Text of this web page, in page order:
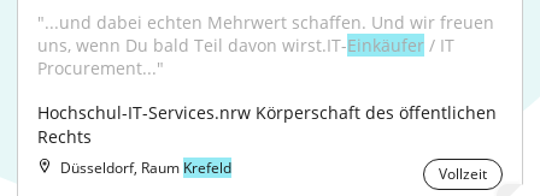
"...und dabei echten Mehrwert schaffen. Und wir freuen
uns, wenn Du bald Teil davon wirst.IT-Einkäufer / IT
Procurement..."
Hochschul-IT-Services.nrw Körperschaft des öffentlichen
Rechts
Düsseldorf, Raum Krefeld Vollzeit